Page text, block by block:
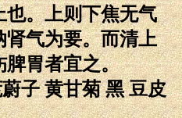
也。上则下焦无气
肾气为要。而清上
脾胃者宜之。
子 黄甘菊 黑 豆皮